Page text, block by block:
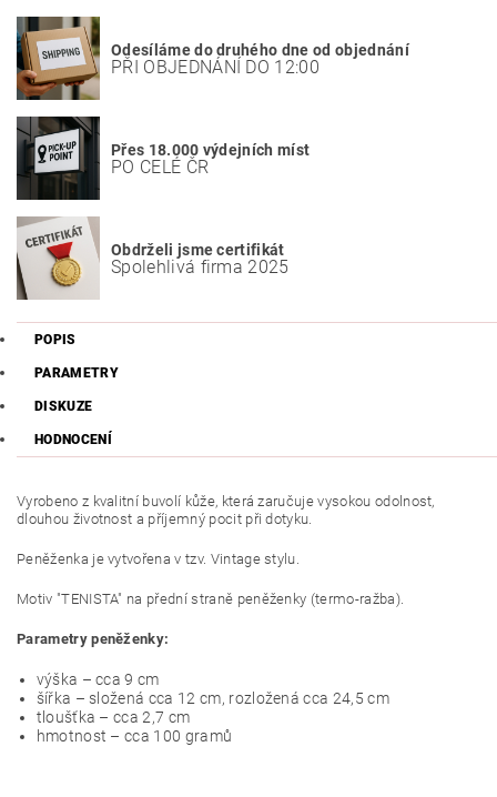
Odesíláme do druhého dne od objednání
PŘI OBJEDNÁNÍ DO 12:00
Přes 18.000 výdejních míst
PO CELÉ ČR
Obdrželi jsme certifikát
Spolehlivá firma 2025
POPIS
PARAMETRY
DISKUZE
HODNOCENÍ
Vyrobeno z kvalitní buvolí kůže, která zaručuje vysokou odolnost,
dlouhou životnost a příjemný pocit při dotyku.
Peněženka je vytvořena v tzv. Vintage stylu.
Motiv "TENISTA" na přední straně peněženky (termo-ražba).
Parametry peněženky:
výška – cca 9 cm
šířka – složená cca 12 cm, rozložená cca 24,5 cm
tloušťka – cca 2,7 cm
hmotnost – cca 100 gramů